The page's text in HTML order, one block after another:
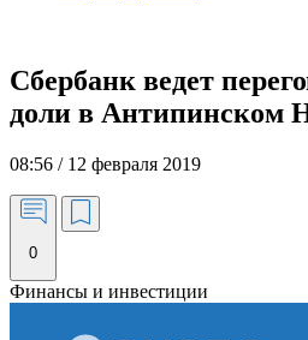
Сбербанк ведет
доли в Антипинском
08:56 / 12 февраля 2019
0